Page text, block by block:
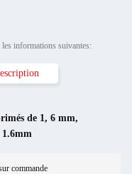
informations suivantes:
de 1, 6 mm,
1.6mm
commande